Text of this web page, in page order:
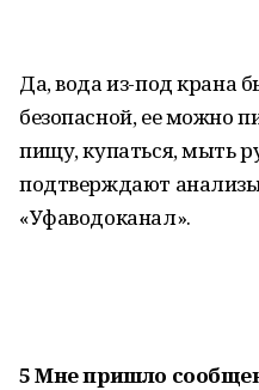
Да, вода из-под крана
безопасной, ее можно
пищу, купаться, мыть
подтверждают
«Уфаводоканал».
5 Мне пришло